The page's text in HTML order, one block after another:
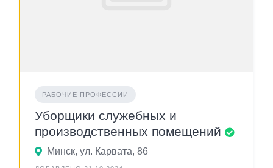
РАБОЧИЕ ПРОФЕССИИ
Уборщики служебных и
производственных помещений
Минск, ул. Карвата, 86